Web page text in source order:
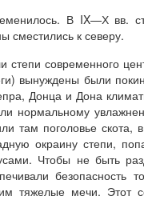
В IX—Х вв.
сместились к северу.
степи современного
вынуждены были
Донца и Дона
нормальному
там поголовье
окраину степи,
Чтобы не быть
безопасность
тяжелые мечи. Этот